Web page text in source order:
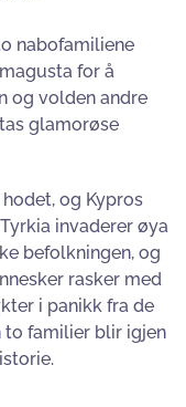
nabofamiliene
for å
og volden andre
glamorøse
og Kypros
invaderer øya
befolkningen, og
rasker med
i panikk fra de
familier blir igjen